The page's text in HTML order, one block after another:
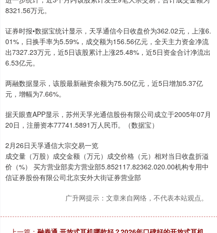
8321.56万元。
证券时报•数据宝统计显示，天孚通信今日收盘价为362.02元，上涨6.
01%，日换手率为5.59%，成交额为156.56亿元，全天主力资金净流
出7327.23万元，近5日该股累计上涨25.48%，近5日资金合计净流出
6.53亿元。
两融数据显示，该股最新融资余额为75.50亿元，近5日增加5.37亿
元，增幅为7.66%。
据天眼查APP显示，苏州天孚光通信股份有限公司成立于2005年07月
20日，注册资本77741.5891万人民币。（数据宝）
2月26日天孚通信大宗交易一览
成交量（万股）成交金额（万元）成交价格（元）相对当日收盘折溢
价（%） 买方营业部卖方营业部5.852117.82362.020.00机构专用中
信证券股份有限公司北京安外大街证券营业部
广升网提示：文章来自网络，不代表本站观点。